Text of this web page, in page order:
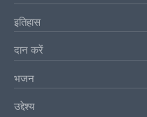
इतिहास
दान करें
भजन
उद्देश्य